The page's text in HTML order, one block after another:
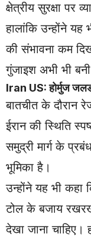
क्षेत्रीय सुरक्षा पर
हालांकि उन्होंने यह
की संभावना कम
गुंजाइश अभी भी
Iran US: होर्मुज
बातचीत के दौरान
ईरान की स्थिति
समुद्री मार्ग के
भूमिका है।
उन्होंने यह भी कहा
टोल के बजाय
देखा जाना चाहिए।